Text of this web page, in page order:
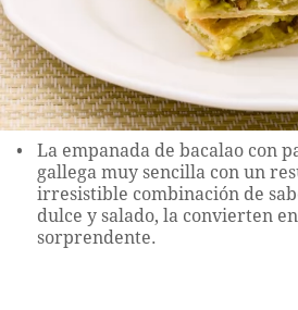
La empanada de bacalao con
gallega muy sencilla con un
irresistible combinación de
dulce y salado, la convierten
sorprendente.